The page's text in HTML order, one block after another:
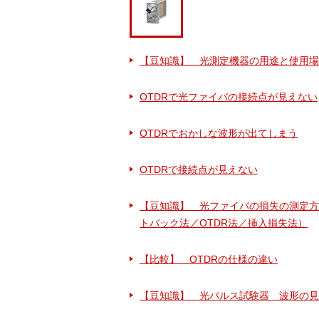
【豆知識】 光測定機器の用途と使用
OTDRで光ファイバの接続点が見えない
OTDRでおかしな波形が出てしまう
OTDRで接続点が見えない
【豆知識】 光ファイバの損失の測定
トバック法／OTDR法／挿入損失法）
【比較】 OTDRの仕様の違い
【豆知識】 光パルス試験器 波形の